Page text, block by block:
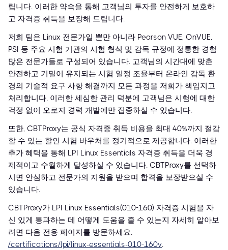
립니다. 이러한 약속을 통해 고객님의 투자를 안전하게 보호하
고 자격증 취득을 보장해 드립니다.
저희 팀은 Linux 전문가일 뿐만 아니라 Pearson VUE, OnVUE,
PSI 등 주요 시험 기관의 시험 형식 및 감독 규정에 정통한 경험
많은 전문가들로 구성되어 있습니다. 고객님의 시간대에 맞춘
안전하고 기밀이 유지되는 시험 일정 조율부터 온라인 감독 환
경의 기술적 요구 사항 해결까지 모든 과정을 저희가 책임지고
처리합니다. 이러한 세심한 관리 덕분에 고객님은 시험에 대한
걱정 없이 오로지 경력 개발에만 집중하실 수 있습니다.
또한, CBTProxy는 공식 자격증 취득 비용을 최대 40%까지 절감
할 수 있는 할인 시험 바우처를 정기적으로 제공합니다. 이러한
추가 혜택을 통해 LPI Linux Essentials 자격증 취득을 더욱 경
제적이고 수월하게 달성하실 수 있습니다. CBTProxy를 선택하
시면 안심하고 전문가의 지원을 받으며 합격을 보장받으실 수
있습니다.
CBTProxy가 LPI Linux Essentials(010-160) 자격증 시험을 자
신 있게 통과하는 데 어떻게 도움을 줄 수 있는지 자세히 알아보
려면 다음 전용 페이지를 방문하세요.
/certifications/lpi/linux-essentials-010-160v.